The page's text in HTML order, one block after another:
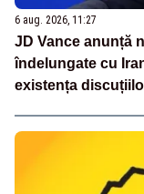
6 aug. 2026, 11:27
JD Vance anunță
îndelungate cu
existența